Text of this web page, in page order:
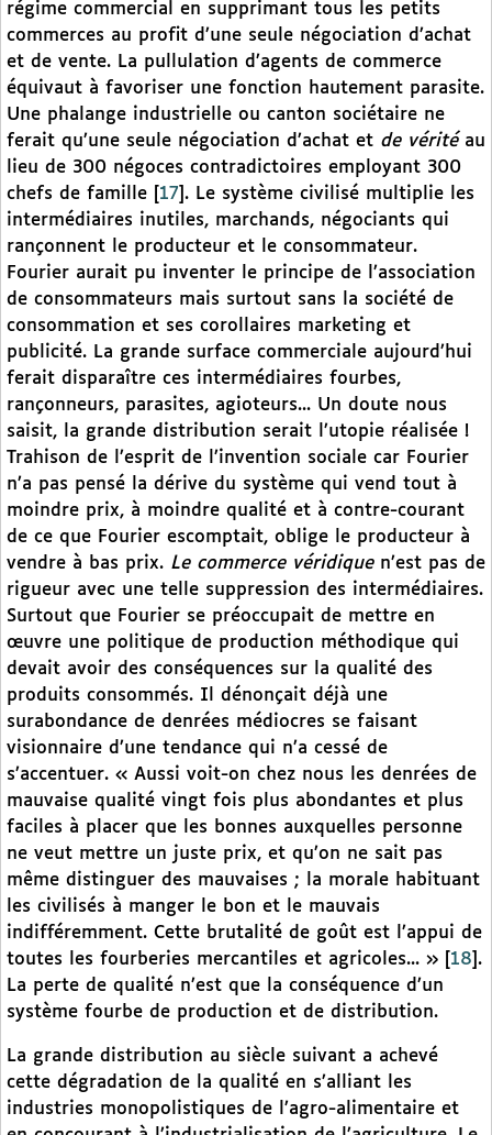
régime commercial en supprimant tous les petits
commerces au profit d’une seule négociation d’achat
et de vente. La pullulation d’agents de commerce
équivaut à favoriser une fonction hautement parasite.
Une phalange industrielle ou canton sociétaire ne
ferait qu’une seule négociation d’achat et de vérité au
lieu de 300 négoces contradictoires employant 300
chefs de famille
17 . Le système civilisé multiplie les
intermédiaires inutiles, marchands, négociants qui
rançonnent le producteur et le consommateur.
Fourier aurait pu inventer le principe de l’association
de consommateurs mais surtout sans la société de
consommation et ses corollaires marketing et
publicité. La grande surface commerciale aujourd’hui
ferait disparaître ces intermédiaires fourbes,
rançonneurs, parasites, agioteurs... Un doute nous
saisit, la grande distribution serait l’utopie réalisée !
Trahison de l’esprit de l’invention sociale car Fourier
n’a pas pensé la dérive du système qui vend tout à
moindre prix, à moindre qualité et à contre-courant
de ce que Fourier escomptait, oblige le producteur à
vendre à bas prix. Le commerce véridiquen’est pas de
rigueur avec une telle suppression des intermédiaires.
Surtout que Fourier se préoccupait de mettre en
œuvre une politique de production méthodique qui
devait avoir des conséquences sur la qualité des
produits consommés. Il dénonçait déjà une
surabondance de denrées médiocres se faisant
visionnaire d’une tendance qui n’a cessé de
s’accentuer. « Aussi voit-on chez nous les denrées de
mauvaise qualité vingt fois plus abondantes et plus
faciles à placer que les bonnes auxquelles personne
ne veut mettre un juste prix, et qu’on ne sait pas
même distinguer des mauvaises ; la morale habituant
les civilisés à manger le bon et le mauvais
indifféremment. Cette brutalité de goût est l’appui de
toutes les fourberies mercantiles et agricoles... »
18 .
La perte de qualité n’est que la conséquence d’un
système fourbe de production et de distribution.
La grande distribution au siècle suivant a achevé
cette dégradation de la qualité en s’alliant les
industries monopolistiques de l’agro-alimentaire et